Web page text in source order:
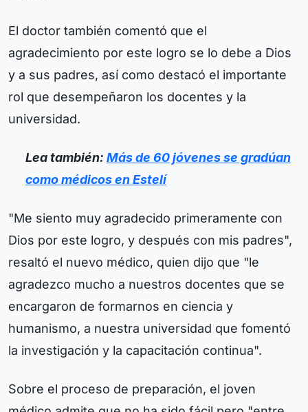
El doctor también comentó que el
agradecimiento por este logro se lo debe a Dios
y a sus padres, así como destacó el importante
rol que desempeñaron los docentes y la
universidad.
Lea también: Más de 60 jóvenes se gradúan
como médicos en Estelí
"Me siento muy agradecido primeramente con
Dios por este logro, y después con mis padres",
resaltó el nuevo médico, quien dijo que "le
agradezco mucho a nuestros docentes que se
encargaron de formarnos en ciencia y
humanismo, a nuestra universidad que fomentó
la investigación y la capacitación continua".
Sobre el proceso de preparación, el joven